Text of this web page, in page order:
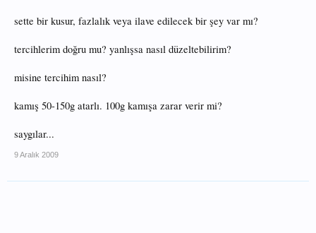
sette bir kusur, fazlalık veya ilave edilecek bir şey var mı?
tercihlerim doğru mu? yanlışsa nasıl düzeltebilirim?
misine tercihim nasıl?
kamış 50-150g atarlı. 100g kamışa zarar verir mi?
saygılar...
9 Aralık 2009